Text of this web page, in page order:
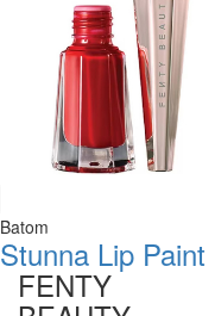
Batom
Stunna Lip Paint
FENTY